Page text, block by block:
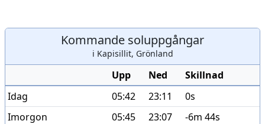
Kommande soluppgångar
i Kapisillit, Grönland
Upp Ned
Skillnad
Idag
05:42 23:11
0s
Imorgon
05:45 23:07
-6m 44s